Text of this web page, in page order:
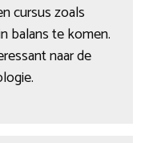
cursus zoals
balans te komen.
naar de